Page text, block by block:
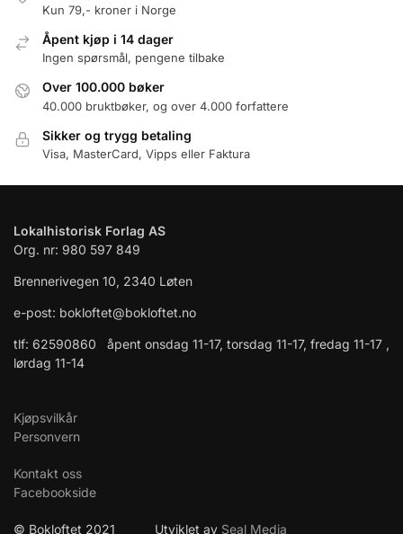
Kun 79,- kroner i Norge
Åpent kjøp i 14 dager
Ingen spørsmål, pengene tilbake
Over 100.000 bøker
40.000 bruktbøker, og over 4.000 forfattere
Sikker og trygg betaling
Visa, MasterCard, Vipps eller Faktura
Lokalhistorisk Forlag AS
Org. nr: 980 597 849
Brennerivegen 10, 2340 Løten
e-post: bokloftet@bokloftet.no
tlf: 62590860 åpent onsdag 11-17, torsdag 11-17, fredag 11-17 ,
lørdag 11-14
Kjøpsvilkår
Personvern
Kontakt oss
Facebookside
© Bokloftet 2021 Utviklet av Seal Media